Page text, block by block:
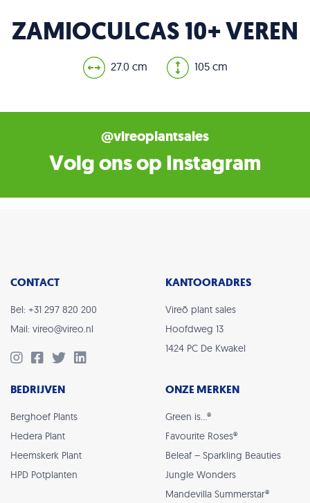
ZAMIOCULCAS 10+ VEREN
27.0 cm 105 cm
@vireoplantsales
Volg ons op Instagram
CONTACT
Bel: +31 297 820 200
Mail: vireo@vireo.nl
KANTOORADRES
Vireõ plant sales
Hoofdweg 13
1424 PC De Kwakel
BEDRIJVEN
Berghoef Plants
Hedera Plant
Heemskerk Plant
HPD Potplanten
ONZE MERKEN
Green is…®
Favourite Roses®
Beleaf – Sparkling Beauties
Jungle Wonders
Mandevilla Summerstar®